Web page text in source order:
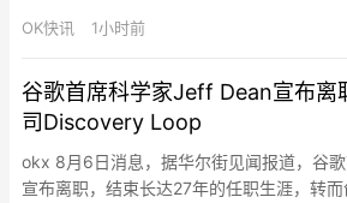
578.38枚ETH（约108万美元）转移至一个
Proxy钱包。
OK快讯 1小时前
谷歌首席科学家Jeff Dean宣布离
司Discovery Loop
okx 8月6日消息，据华尔街见闻报道，谷
宣布离职，结束长达27年的任职生涯，转